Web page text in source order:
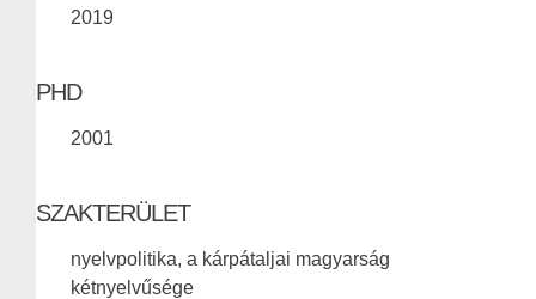
2019
PHD
2001
SZAKTERÜLET
nyelvpolitika, a kárpátaljai magyarság
kétnyelvűsége